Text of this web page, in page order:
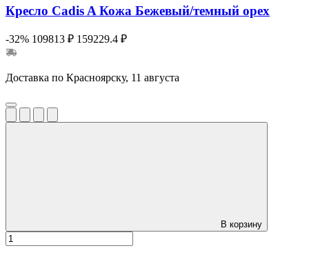
Кресло Cadis A Кожа Бежевый/темный орех
-32% 109813 ₽ 159229.4 ₽
Доставка по Красноярску, 11 августа
В корзину